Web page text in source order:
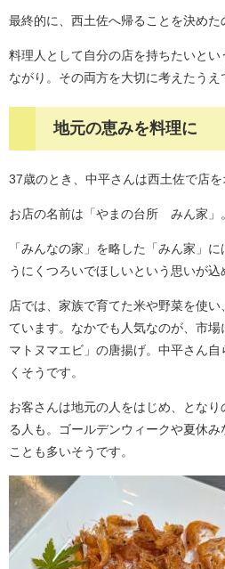
最終的に、西土佐へ帰ることを決めた
料理人として自分の店を持ちたいと
ながり。その両方を大切に考えたうえ
地元の恵みを料理に​
37歳のとき、中平さんは西土佐で店を
お店の名前は「やまの台所 みん家」。
「みんなの家」を略した「みん家」
うにくつろいでほしいという思いが込
店では、家族で育てた米や野菜を使
ています。なかでも人気なのが、市
マトヌマエビ」の唐揚げ。中平さん
くそうです。
お客さんは地元の人をはじめ、とな
る人も。ゴールデンウィークや夏休
ことも多いそうです。